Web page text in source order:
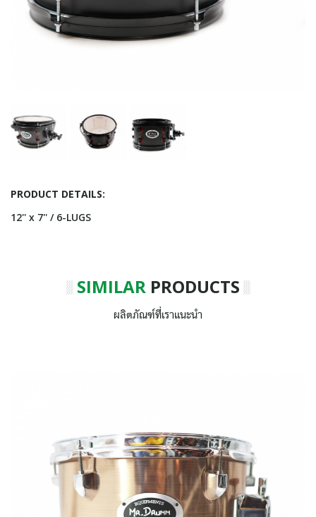
PRODUCT DETAILS:
12'' x 7'' / 6-LUGS
SIMILARPRODUCTS
ผลิตภัณฑ์ที่เราแนะนำ